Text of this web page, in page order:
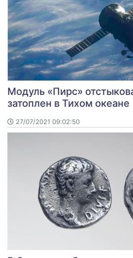
Модуль «Пирс»
затоплен в Тихом океане
27/07/2021 09:02:50